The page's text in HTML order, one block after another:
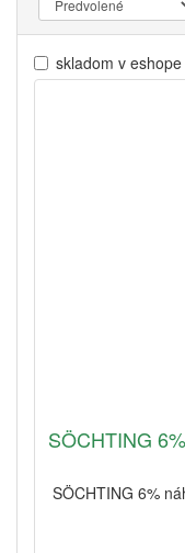
skladom v eshope
SÖCHTING
SÖCHTING 6%